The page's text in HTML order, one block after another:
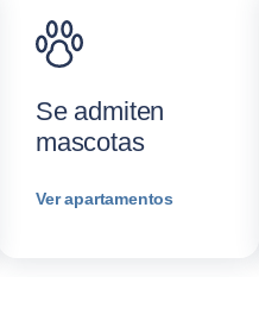
Se admiten
mascotas
Ver apartamentos